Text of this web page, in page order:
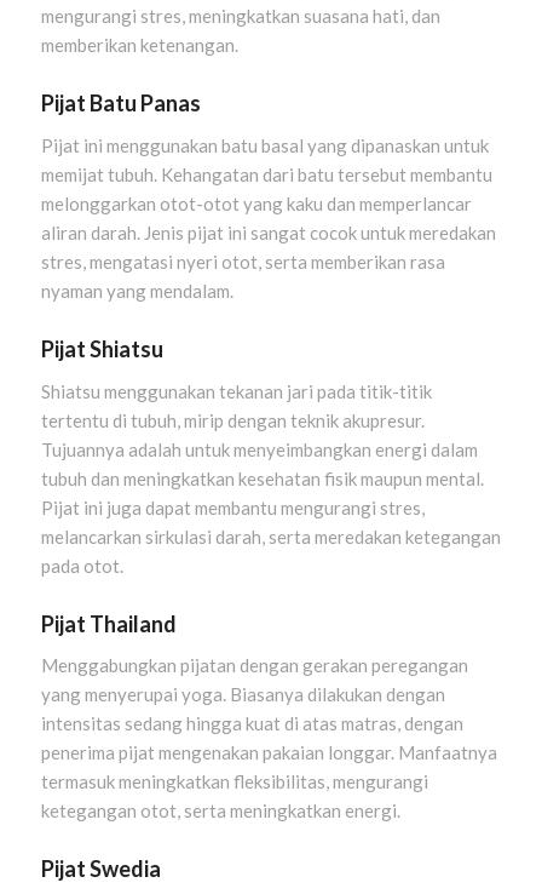
mengurangi stres, meningkatkan suasana hati, dan
memberikan ketenangan.
Pijat Batu Panas
Pijat ini menggunakan batu basal yang dipanaskan untuk
memijat tubuh. Kehangatan dari batu tersebut membantu
melonggarkan otot-otot yang kaku dan memperlancar
aliran darah. Jenis pijat ini sangat cocok untuk meredakan
stres, mengatasi nyeri otot, serta memberikan rasa
nyaman yang mendalam.
Pijat Shiatsu
Shiatsu menggunakan tekanan jari pada titik-titik
tertentu di tubuh, mirip dengan teknik akupresur.
Tujuannya adalah untuk menyeimbangkan energi dalam
tubuh dan meningkatkan kesehatan fisik maupun mental.
Pijat ini juga dapat membantu mengurangi stres,
melancarkan sirkulasi darah, serta meredakan ketegangan
pada otot.
Pijat Thailand
Menggabungkan pijatan dengan gerakan peregangan
yang menyerupai yoga. Biasanya dilakukan dengan
intensitas sedang hingga kuat di atas matras, dengan
penerima pijat mengenakan pakaian longgar. Manfaatnya
termasuk meningkatkan fleksibilitas, mengurangi
ketegangan otot, serta meningkatkan energi.
Pijat Swedia